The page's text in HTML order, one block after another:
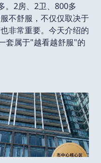
。2房、2卫、800多
不舒服，不仅仅取决于
非常重要。今天介绍的
套属于"越看越舒服"的